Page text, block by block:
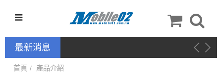
最新消息
競磁軸有線鍵盤 產品網頁驅
首頁 產品介紹